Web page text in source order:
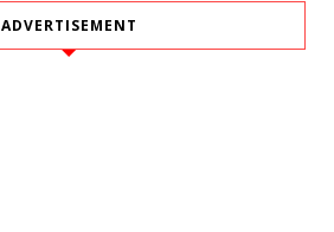
ADVERTISEMENT